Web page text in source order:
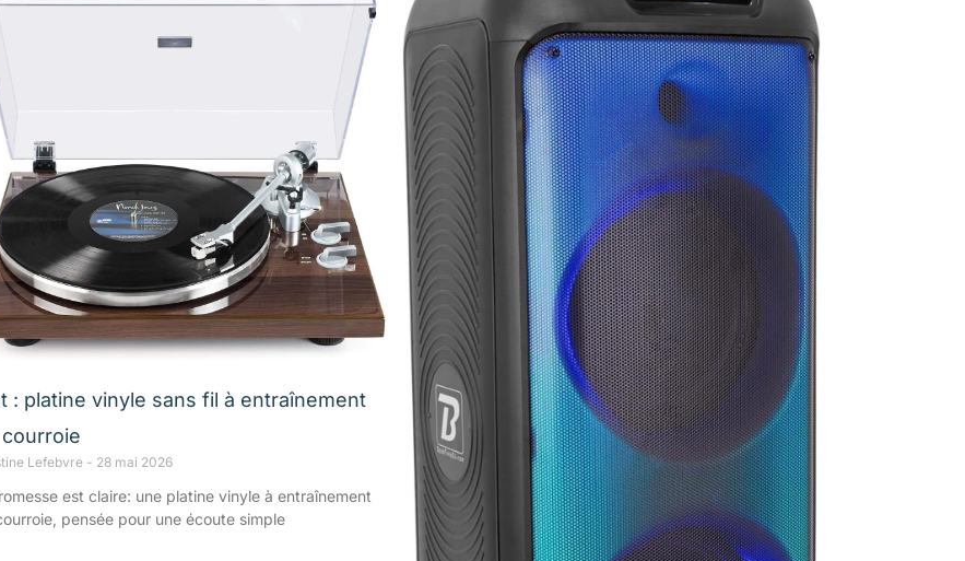
: platine vinyle sans fil à entraînement
Lefebvre 28 mai 2026
est claire: une platine vinyle à entraînement
pensée pour une écoute simple